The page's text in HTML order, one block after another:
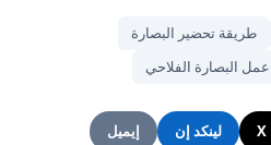
طريقة تحضير البصارة
البصارة الفلاحي
لينكد إن إيميل